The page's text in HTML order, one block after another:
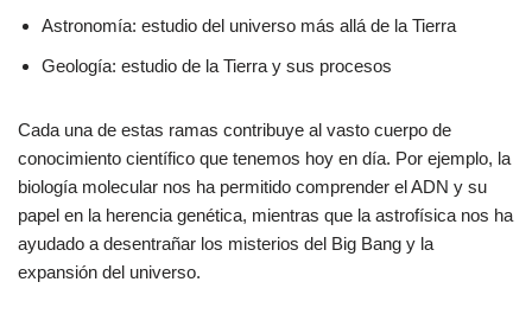
Astronomía: estudio del universo más allá de la Tierra
Geología: estudio de la Tierra y sus procesos
Cada una de estas ramas contribuye al vasto cuerpo de
conocimiento científico que tenemos hoy en día. Por ejemplo, la
biología molecular nos ha permitido comprender el ADN y su
papel en la herencia genética, mientras que la astrofísica nos ha
ayudado a desentrañar los misterios del Big Bang y la
expansión del universo.